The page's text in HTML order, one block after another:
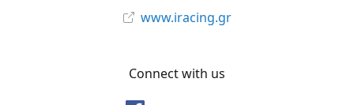
www.iracing.gr
Connect with us